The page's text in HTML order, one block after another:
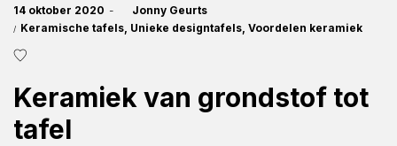
Posted
on
14 oktober 2020
Jonny Geurts
Posted
Keramische tafels Unieke designtafels Voordelen keramiek
Keramiek van grondstof tot
tafel